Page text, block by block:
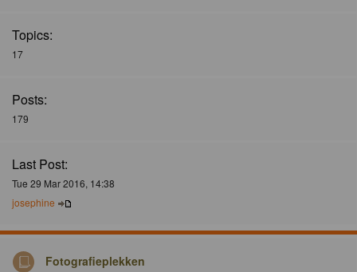
Topics:
17
Posts:
179
Last Post:
Tue 29 Mar 2016, 14:38
josephine
Fotografieplekken